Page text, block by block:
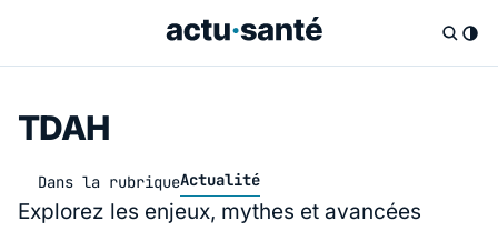
TDAH
Dans la rubriqueActualité
Explorez les enjeux, mythes et avancées